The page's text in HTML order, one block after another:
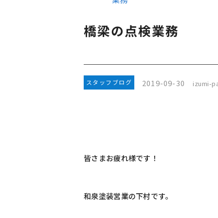
橋梁の点検業務
スタッフブログ 2019-09-30 izumi-
皆さまお疲れ様です！
和泉塗装営業の下村です。